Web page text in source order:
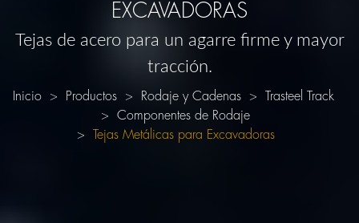
EXCAVADORAS
Tejas de acero para un agarre firme y mayor
tracción.
Inicio Productos Rodaje y Cadenas
Trasteel Track
Componentes de Rodaje
Tejas Metálicas para Excavadoras